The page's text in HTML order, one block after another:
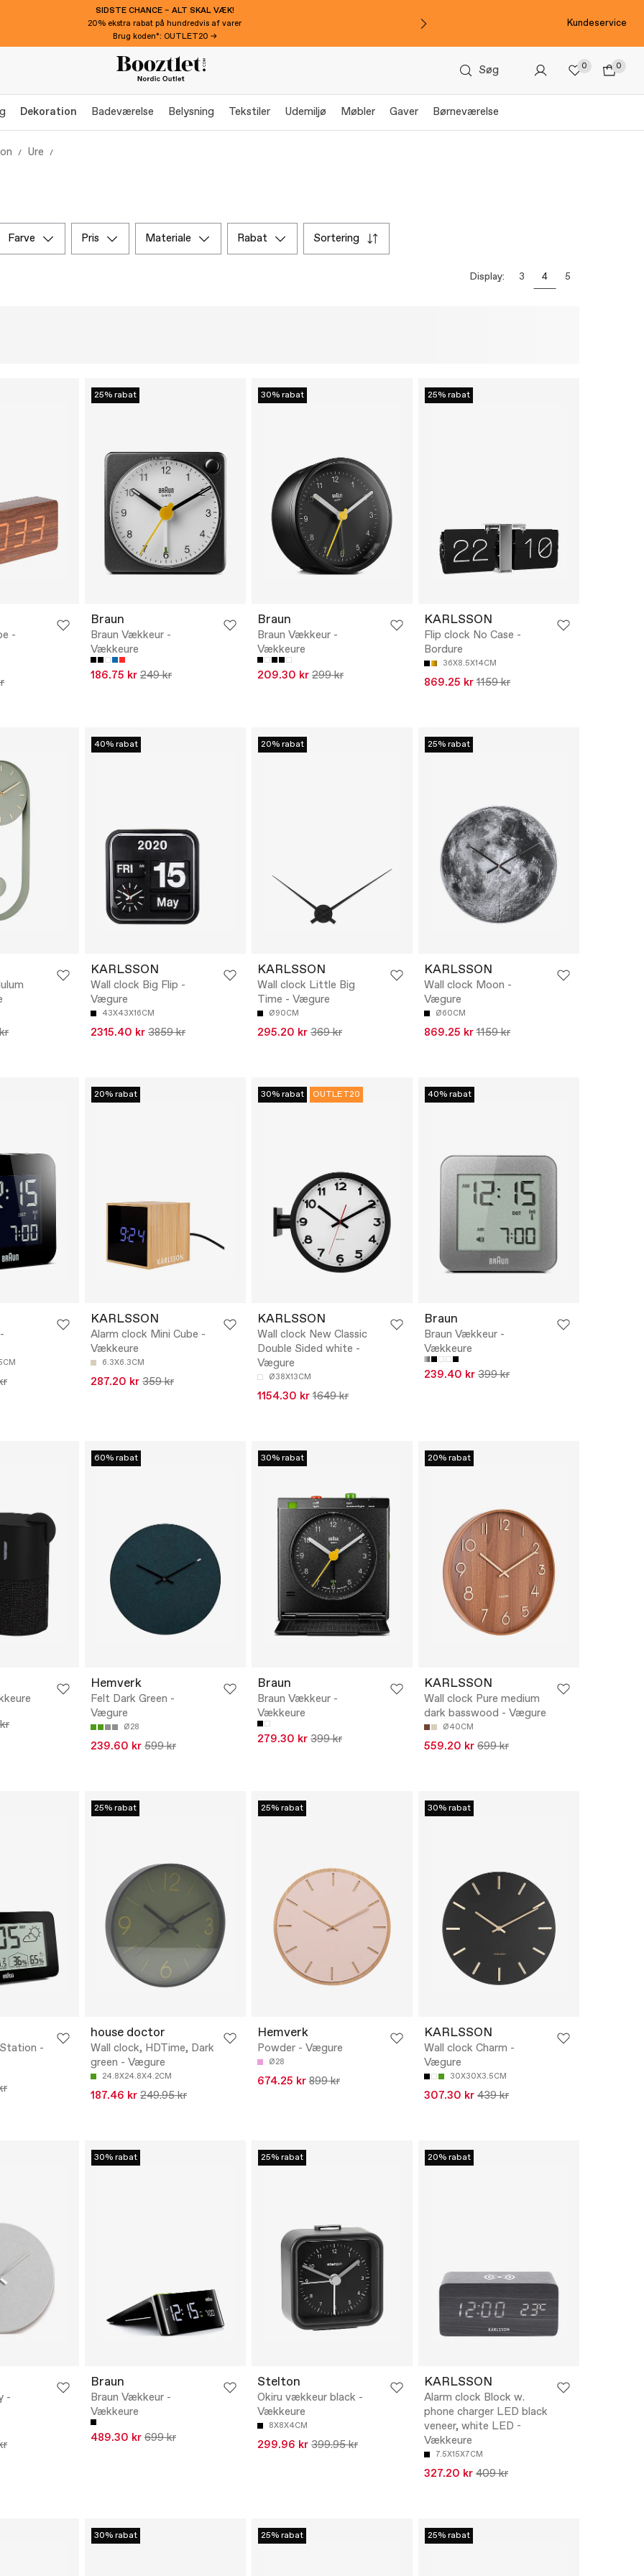
SIDSTE CHANCE – ALT SKAL VÆK!
20% ekstra rabat på hundredvis af varer
Brug koden*: OUTLET20 →
Kundeservice
Søg 0 0
Dekoration Badeværelse Belysning Tekstiler Udemiljø Møbler Gaver Børneværelse
Ure
farve pris materiale rabat sortering
Display: 3 4 5
-
25% rabat
Braun
Braun Vækkeur -
Vækkeure
186.75 kr 249 kr
30% rabat
Braun
Braun Vækkeur -
Vækkeure
209.30 kr 299 kr
25% rabat
KARLSSON
Flip clock No Case -
Bordure
36X8.5X14CM
869.25 kr 1159 kr
40% rabat
KARLSSON
Wall clock Big Flip -
Vægure
43X43X16CM
2315.40 kr 3859 kr
20% rabat
KARLSSON
Wall clock Little Big
Time - Vægure
Ø90CM
295.20 kr 369 kr
25% rabat
KARLSSON
Wall clock Moon -
Vægure
Ø60CM
869.25 kr 1159 kr
20% rabat
KARLSSON
Alarm clock Mini Cube -
Vækkeure
6.3X6.3CM
287.20 kr 359 kr
30% rabat OUTLET20
KARLSSON
Wall clock New Classic
Double Sided white -
Vægure
Ø38X13CM
1154.30 kr 1649 kr
40% rabat
Braun
Braun Vækkeur -
Vækkeure
239.40 kr 399 kr
60% rabat
Hemverk
Felt Dark Green -
Vægure
Ø28
239.60 kr 599 kr
30% rabat
Braun
Braun Vækkeur -
Vækkeure
279.30 kr 399 kr
20% rabat
KARLSSON
Wall clock Pure medium
dark basswood - Vægure
Ø40CM
559.20 kr 699 kr
-
25% rabat
house doctor
Wall clock, HDTime, Dark
green - Vægure
24.8X24.8X4.2CM
187.46 kr 249.95 kr
25% rabat
Hemverk
Powder - Vægure
Ø28
674.25 kr 899 kr
30% rabat
KARLSSON
Wall clock Charm -
Vægure
30X30X3.5CM
307.30 kr 439 kr
-
30% rabat
Braun
Braun Vækkeur -
Vækkeure
489.30 kr 699 kr
25% rabat
Stelton
Okiru vækkeur black -
Vækkeure
8X8X4CM
299.96 kr 399.95 kr
20% rabat
KARLSSON
Alarm clock Block w.
phone charger LED black
veneer, white LED -
Vækkeure
7.5X15X7CM
327.20 kr 409 kr
30% rabat 25% rabat 25% rabat